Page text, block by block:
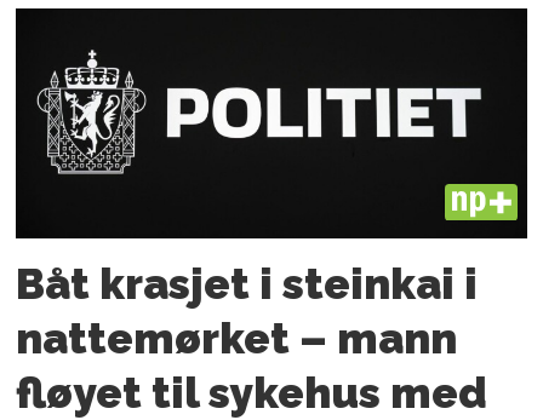
PLUS
Båt krasjet i steinkai i
nattemørket – mann
fløyet til sykehus med